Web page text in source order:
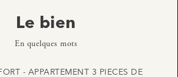
Le bien
En quelques mots
- APPARTEMENT 3 PIECES DE